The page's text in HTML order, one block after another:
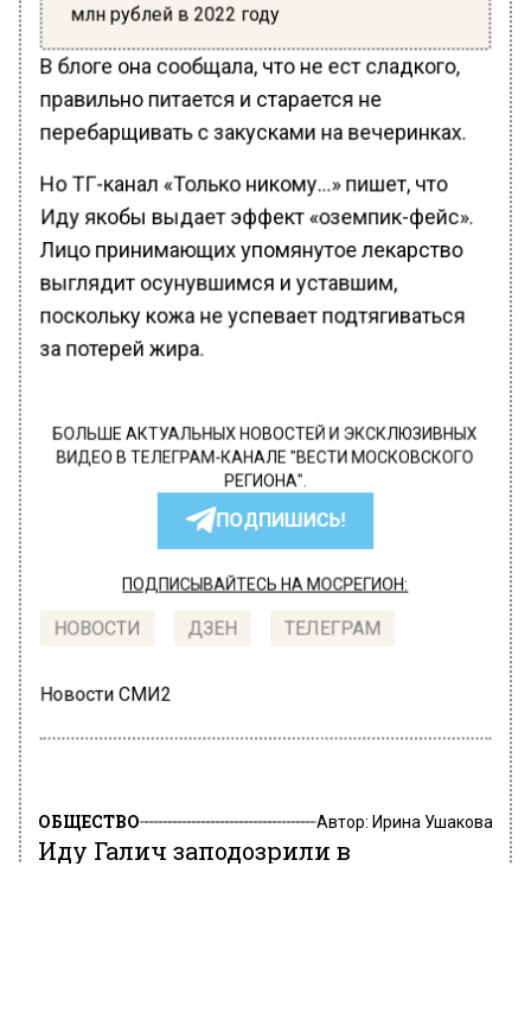
млн рублей в 2022 году
В блоге она сообщала, что не ест сладкого,
правильно питается и старается не
перебарщивать с закусками на вечеринках.
Но ТГ-канал «Только никому…» пишет, что
Иду якобы выдает эффект «оземпик-фейс».
Лицо принимающих упомянутое лекарство
выглядит осунувшимся и уставшим,
поскольку кожа не успевает подтягиваться
за потерей жира.
БОЛЬШЕ АКТУАЛЬНЫХ НОВОСТЕЙ И ЭКСКЛЮЗИВНЫХ
ВИДЕО В ТЕЛЕГРАМ-КАНАЛЕ "ВЕСТИ МОСКОВСКОГО
РЕГИОНА".
ПОДПИШИСЬ!
ПОДПИСЫВАЙТЕСЬ НА МОСРЕГИОН:
НОВОСТИ ДЗЕН ТЕЛЕГРАМ
Новости СМИ2
ОБЩЕСТВО Автор: Ирина Ушакова
Иду Галич заподозрили в